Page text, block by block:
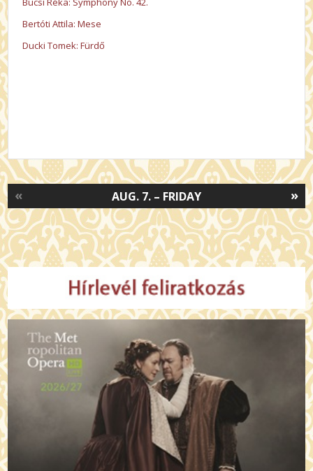
Bertóti Attila: Mese
Ducki Tomek: Fürdő
»
AUG. 7. – FRIDAY
«